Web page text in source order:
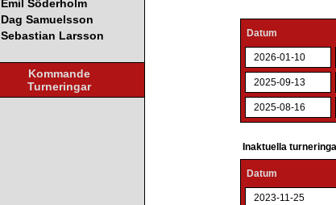
Emil Söderholm
Dag Samuelsson
Sebastian Larsson
Kommande
Turneringar
Datum
2026-01-10
2025-09-13
2025-08-16
Inaktuella
Datum
2023-11-25